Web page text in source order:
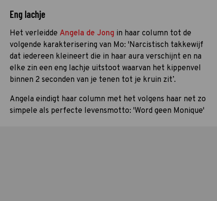
Eng lachje
Het verleidde Angela de Jong in haar column tot de
volgende karakterisering van Mo: 'Narcistisch takkewijf
dat iedereen kleineert die in haar aura verschijnt en na
elke zin een eng lachje uitstoot waarvan het kippenvel
binnen 2 seconden van je tenen tot je kruin zit’.
Angela eindigt haar column met het volgens haar net zo
simpele als perfecte levensmotto: 'Word geen Monique'